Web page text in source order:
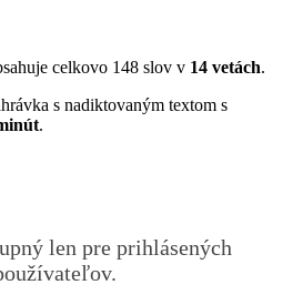
celkovo 148 slov v 14 vetách.
s nadiktovaným textom s
.
len pre prihlásených